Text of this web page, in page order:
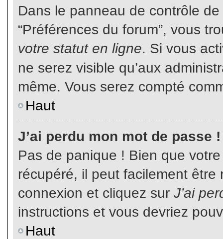
Dans le panneau de contrôle
“Préférences du forum”, vous
votre statut en ligne. Si vous
ne serez visible qu’aux
même. Vous serez compté
Haut
J’ai perdu mon mot de passe !
Pas de panique ! Bien que
récupéré, il peut facilement
connexion et cliquez sur J’ai
instructions et vous devriez
Haut